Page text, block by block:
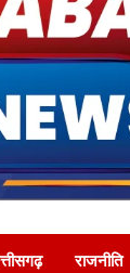
News
राजनीति